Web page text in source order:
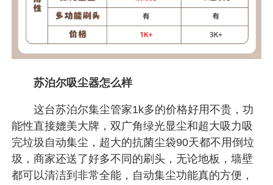
苏泊尔吸尘器怎么样
这台苏泊尔集尘管家1k多的价格好用不贵，功
能性直接媲美大牌，双广角绿光显尘和超大吸力吸
完垃圾自动集尘，超大的抗菌尘袋90天都不用倒垃
圾，商家还送了好多不同的刷头，无论地板，墙壁
都可以清洁到非常全能，自动集尘功能真的方便，